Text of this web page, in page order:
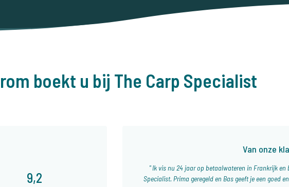
boekt u bij The Carp Specialist
9,2
Van onze
Ik vis nu 24 jaar op betaalwateren in Frankrijk en
Specialist. Prima geregeld en Bas geeft je een goed